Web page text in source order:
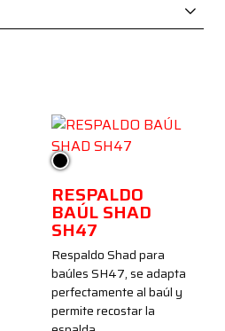
Negro
RESPALDO
BAÚL SHAD
SH47
Respaldo Shad para
baúles SH47, se adapta
perfectamente al baúl y
permite recostar la